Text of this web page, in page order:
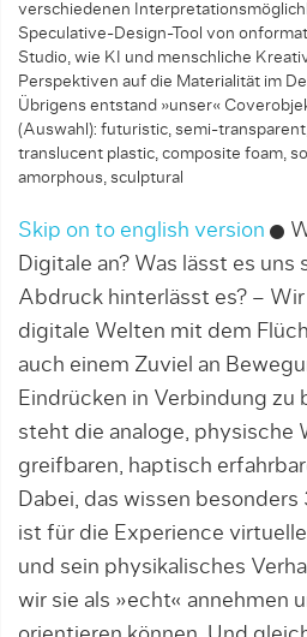
verschiedenen
Speculative-Design-Tool von
Studio, wie KI und menschliche
Perspektiven auf die Materialität im
Übrigens entstand »unser«
(Auswahl): futuristic, semi-
translucent plastic, composite foam,
amorphous, sculptural
Skip on to english version
Digitale an? Was lässt es uns
Abdruck hinterlässt es? –
digitale Welten mit dem
auch einem Zuviel an
Eindrücken in Verbindung zu
steht die analoge, physische
greifbaren, haptisch
Dabei, das wissen
ist für die Experience
und sein phy­sikalisches
wir sie als »echt« annehmen